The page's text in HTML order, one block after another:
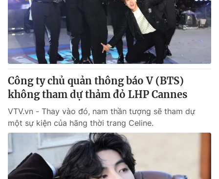
Công ty chủ quản thông báo V (BTS)
không tham dự thảm đỏ LHP Cannes
VTV.vn - Thay vào đó, nam thần tượng sẽ tham dự
một sự kiện của hãng thời trang Celine.